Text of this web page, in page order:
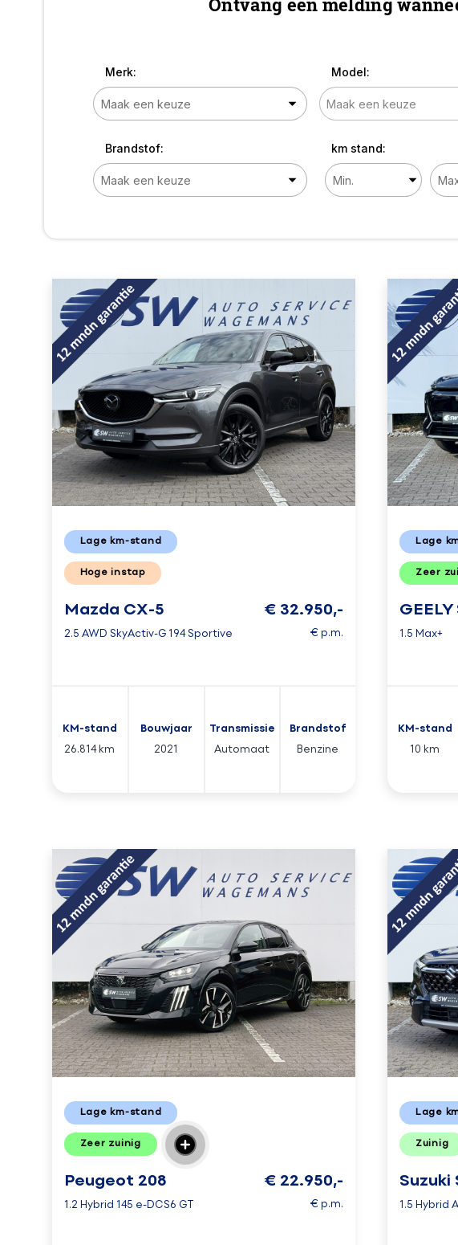
Ontvang een melding
Merk: Model:
Brandstof: km stand:
Lage km-stand
Hoge instap
Mazda CX-5
2.5 AWD SkyActiv-G 194 Sportive
€ 32.950,-
€ p.m.
KM-stand
26.814 km
Bouwjaar
2021
Transmissie
Automaat
Brandstof
Benzine
Lage
Zeer
1.5 Max+
KM-stand
10 km
Lage km-stand
Zeer zuinig
Peugeot 208
1.2 Hybrid 145 e-DCS6 GT
€ 22.950,-
€ p.m.
Lage
Zuinig
Suzuki
1.5 Hybrid